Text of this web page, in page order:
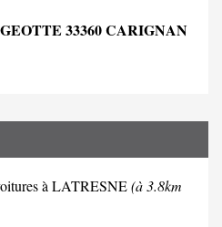
33360 CARIGNAN
à LATRESNE(à 3.8km